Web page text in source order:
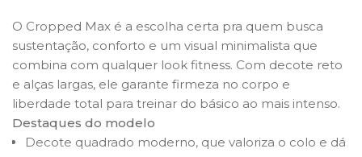
O Cropped Max é a escolha certa pra quem busca
sustentação, conforto e um visual minimalista que
combina com qualquer look fitness. Com decote reto
e alças largas, ele garante firmeza no corpo e
liberdade total para treinar do básico ao mais intenso.
Destaques do modelo
Decote quadrado moderno, que valoriza o colo e dá